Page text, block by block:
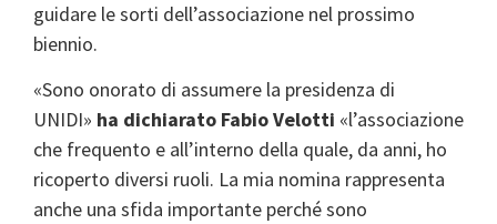
guidare le sorti dell’associazione nel prossimo
biennio.
«Sono onorato di assumere la presidenza di
UNIDI» ha dichiarato Fabio Velotti «l’associazione
che frequento e all’interno della quale, da anni, ho
ricoperto diversi ruoli. La mia nomina rappresenta
anche una sfida importante perché sono